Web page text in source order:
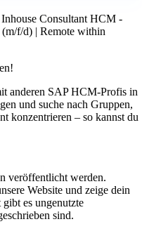
Consultant HCM -
f/d) | Remote within
anderen SAP HCM-Profis in
und suche nach Gruppen,
konzentrieren – so kannst du
veröffentlicht werden.
Website und zeige dein
es ungenutzte
sind.